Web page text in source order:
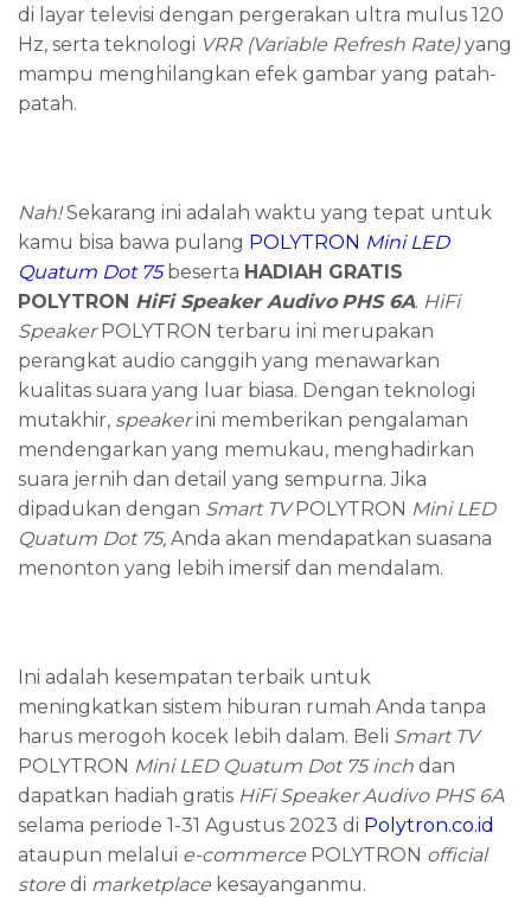
di layar televisi dengan pergerakan ultra mulus 120
Hz, serta teknologi VRR (Variable Refresh Rate)yang
mampu menghilangkan efek gambar yang patah-
patah.
Nah!Sekarang ini adalah waktu yang tepat untuk
kamu bisa bawa pulang POLYTRON Mini LED
Quatum Dot 75beserta HADIAH GRATIS
POLYTRON HiFi Speaker Audivo PHS 6A. HiFi
SpeakerPOLYTRON terbaru ini merupakan
perangkat audio canggih yang menawarkan
kualitas suara yang luar biasa. Dengan teknologi
mutakhir, speakerini memberikan pengalaman
mendengarkan yang memukau, menghadirkan
suara jernih dan detail yang sempurna. Jika
dipadukan dengan Smart TVPOLYTRON Mini LED
Quatum Dot 75, Anda akan mendapatkan suasana
menonton yang lebih imersif dan mendalam.
Ini adalah kesempatan terbaik untuk
meningkatkan sistem hiburan rumah Anda tanpa
harus merogoh kocek lebih dalam. Beli Smart TV
POLYTRON Mini LED Quatum Dot 75 inch dan
dapatkan hadiah gratis HiFi Speaker Audivo PHS 6A
selama periode 1-31 Agustus 2023 di Polytron.co.id
ataupun melalui e-commerce POLYTRON official
store di marketplace kesayanganmu.